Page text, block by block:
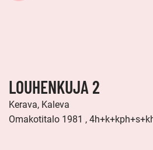
LOUHENKUJA 2
Kerava, Kaleva
Omakotitalo 1981 ,